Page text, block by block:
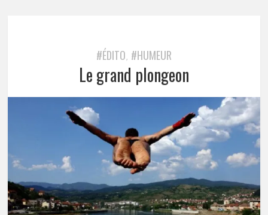
#ÉDITO, #HUMEUR
Le grand plongeon